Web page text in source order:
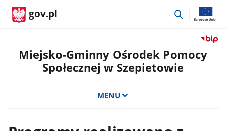
gov.pl
przejdź
Przejdź
do
Miejsko-Gminny Ośrodek Pomocy
Społecznej w Szepietowie
MENU